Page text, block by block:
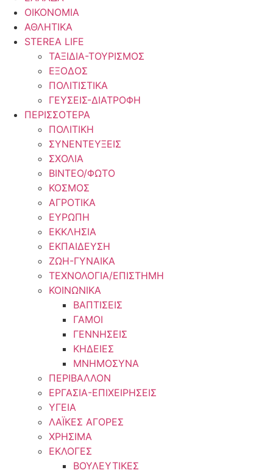
ΟΙΚΟΝΟΜΙΑ
ΑΘΛΗΤΙΚΑ
STEREA LIFE
ΤΑΞΙΔΙΑ-ΤΟΥΡΙΣΜΟΣ
ΕΞΟΔΟΣ
ΠΟΛΙΤΙΣΤΙΚΑ
ΓΕΥΣΕΙΣ-ΔΙΑΤΡΟΦΗ
ΠΕΡΙΣΣΟΤΕΡΑ
ΠΟΛΙΤΙΚΗ
ΣΥΝΕΝΤΕΥΞΕΙΣ
ΣΧΟΛΙΑ
ΒΙΝΤΕΟ/ΦΩΤΟ
ΚΟΣΜΟΣ
ΑΓΡΟΤΙΚΑ
ΕΥΡΩΠΗ
ΕΚΚΛΗΣΙΑ
ΕΚΠΑΙΔΕΥΣΗ
ΖΩΗ-ΓΥΝΑΙΚΑ
ΤΕΧΝΟΛΟΓΙΑ/ΕΠΙΣΤΗΜΗ
ΚΟΙΝΩΝΙΚΑ
ΒΑΠΤΙΣΕΙΣ
ΓΑΜΟΙ
ΓΕΝΝΗΣΕΙΣ
ΚΗΔΕΙΕΣ
ΜΝΗΜΟΣΥΝΑ
ΠΕΡΙΒΑΛΛΟΝ
ΕΡΓΑΣΙΑ-ΕΠΙΧΕΙΡΗΣΕΙΣ
ΥΓΕΙΑ
ΛΑΪΚΕΣ ΑΓΟΡΕΣ
ΧΡΗΣΙΜΑ
ΕΚΛΟΓΕΣ
ΒΟΥΛΕΥΤΙΚΕΣ